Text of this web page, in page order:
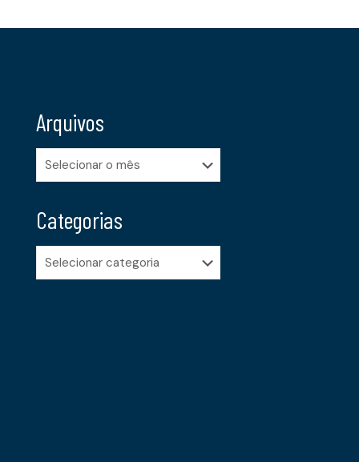
Arquivos
Arquivos
Categorias
Categorias